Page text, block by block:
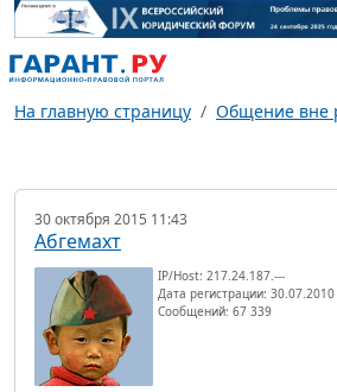
На главную страницу Общение вне
30 октября 2015 11:43
Абгемахт
IP/Host: 217.24.187.---
Дата регистрации: 30.07.2010
Сообщений: 67 339